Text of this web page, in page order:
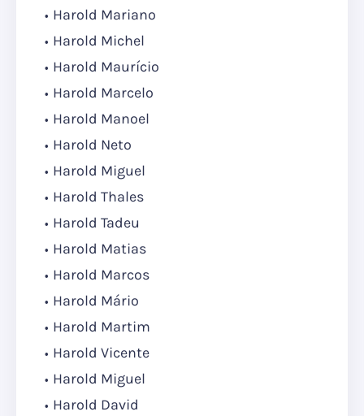
Harold Mariano
Harold Michel
Harold Maurício
Harold Marcelo
Harold Manoel
Harold Neto
Harold Miguel
Harold Thales
Harold Tadeu
Harold Matias
Harold Marcos
Harold Mário
Harold Martim
Harold Vicente
Harold Miguel
Harold David